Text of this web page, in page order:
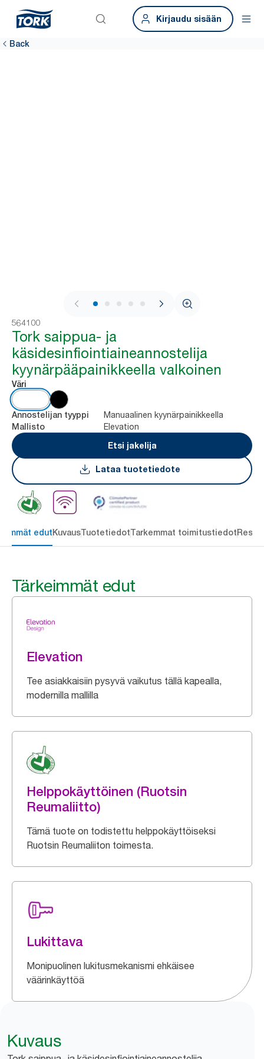
Kirjaudu sisään
Back
1 / 7
564100
Tork saippua- ja
käsidesinfiointiaineannostelija
kyynärpääpainikkeella valkoinen
Väri
Annostelijan tyyppi Manuaalinen kyynärpainikkeella
Mallisto
Elevation
Etsi jakelija
Lataa tuotetiedote
edutKuvausTuotetiedotTarkemmat toimitustiedot
Tärkeimmät edut
Elevation
Tee asiakkaisiin pysyvä vaikutus tällä kapealla,
modernilla mallilla
Helppokäyttöinen (Ruotsin
Reumaliitto)
Tämä tuote on todistettu helppokäyttöiseksi
Ruotsin Reumaliiton toimesta.
Lukittava
Monipuolinen lukitusmekanismi ehkäisee
väärinkäyttöä
Kuvaus